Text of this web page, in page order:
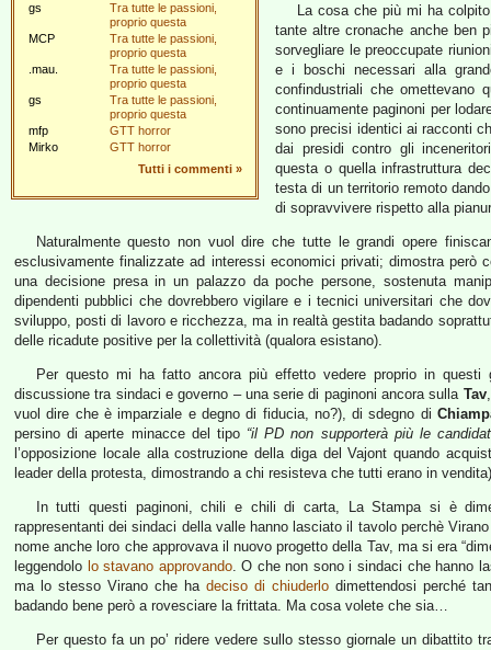
gs
Tra tutte le passioni,
proprio questa
MCP
Tra tutte le passioni,
proprio questa
.mau.
Tra tutte le passioni,
proprio questa
gs
Tra tutte le passioni,
proprio questa
mfp
GTT horror
Mirko
GTT horror
Tutti i commenti »
La cosa che più mi ha
tante altre cronache anche ben
sorvegliare le preoccupate
e i boschi necessari alla
confindustriali che omettevano
continuamente paginoni per
sono precisi identici ai racconti
dai presidi contro gli
questa o quella infrastruttura
testa di un territorio remoto
di sopravvivere rispetto alla
Naturalmente questo non vuol dire che tutte le grandi opere
esclusivamente finalizzate ad interessi economici privati; dimostra
una decisione presa in un palazzo da poche persone, sostenuta
dipendenti pubblici che dovrebbero vigilare e i tecnici universitari che
sviluppo, posti di lavoro e ricchezza, ma in realtà gestita badando
delle ricadute positive per la collettività (qualora esistano).
Per questo mi ha fatto ancora più effetto vedere proprio in
discussione tra sindaci e governo – una serie di paginoni ancora sulla Tav
vuol dire che è imparziale e degno di fiducia, no?), di sdegno di
persino di aperte minacce del tipo “il PD non supporterà più le
l’opposizione locale alla costruzione della diga del Vajont quando
leader della protesta, dimostrando a chi resisteva che tutti erano in
In tutti questi paginoni, chili e chili di carta, La Stampa si è
rappresentanti dei sindaci della valle hanno lasciato il tavolo perchè
nome anche loro che approvava il nuovo progetto della Tav, ma si era
leggendolo lo stavano approvando. O che non sono i sindaci che hanno
ma lo stesso Virano che ha deciso di chiuderlodimettendosi perché
badando bene però a rovesciare la frittata. Ma cosa volete che sia…
Per questo fa un po’ ridere vedere sullo stesso giornale un dibattito